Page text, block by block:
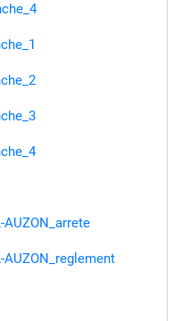
AUZON_arrete
AUZON_reglement